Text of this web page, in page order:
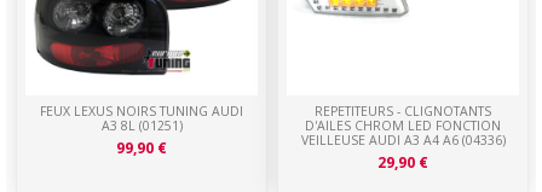
FEUX LEXUS NOIRS TUNING AUDI
A3 8L (01251)
99,90 €
REPETITEURS - CLIGNOTANTS
D'AILES CHROM LED FONCTION
VEILLEUSE AUDI A3 A4 A6 (04336)
29,90 €